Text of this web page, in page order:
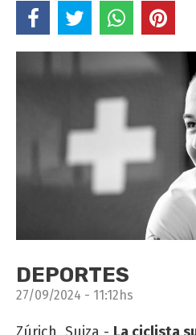
DEPORTES
27/09/2024 - 11:12hs